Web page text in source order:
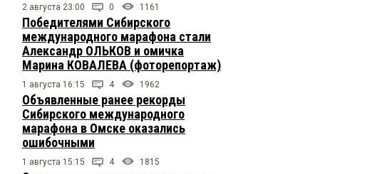
2 августа 23:00 0 1161
Победителями Сибирского
международного марафона стали
Александр ОЛЬКОВ и омичка
Марина КОВАЛЕВА (фоторепортаж)
1 августа 16:15 4 1962
Объявленные ранее рекорды
Сибирского международного
марафона в Омске оказались
ошибочными
1 августа 15:15 4 1815